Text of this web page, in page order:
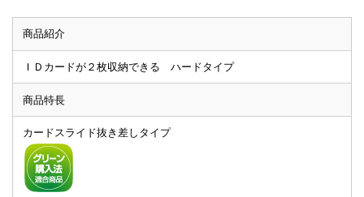
商品紹介
ＩＤカードが２枚収納できる ハードタイプ
商品特長
カードスライド抜き差しタイプ